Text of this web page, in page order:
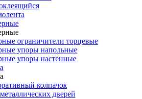
ограничители торцевые
упоры напольные
упоры настенные
колпачок
дверей